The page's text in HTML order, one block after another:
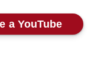
a YouTube